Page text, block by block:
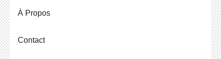
À Propos
Contact